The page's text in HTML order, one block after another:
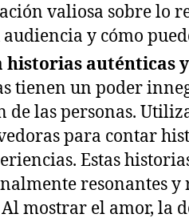
valiosa sobre lo
y cómo
historias auténticas
tienen un poder
de las personas.
para contar
Estas
resonantes
mostrar el amor, la